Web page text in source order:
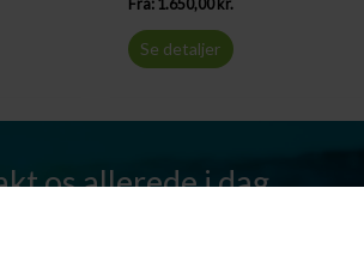
Fra: 1.650,00kr.
Se detaljer
os allerede i dag